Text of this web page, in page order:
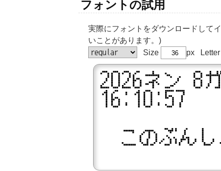
フォントの試用
実際にフォントをダウンロードして
いことがあります。)
Size
px Letter